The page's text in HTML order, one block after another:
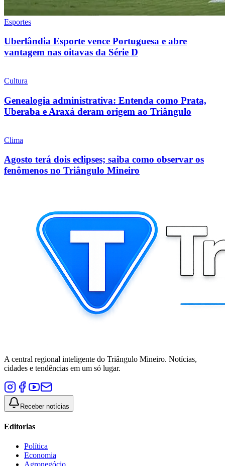
Esportes
Uberlândia Esporte vence Portuguesa e abre
vantagem nas oitavas da Série D
Cultura
Genealogia administrativa: Entenda como Prata,
Uberaba e Araxá deram origem ao Triângulo
Clima
Agosto terá dois eclipses; saiba como observar os
fenômenos no Triângulo Mineiro
A central regional inteligente do Triângulo Mineiro. Notícias,
cidades e tendências em um só lugar.
Receber notícias
Editorias
Política
Economia